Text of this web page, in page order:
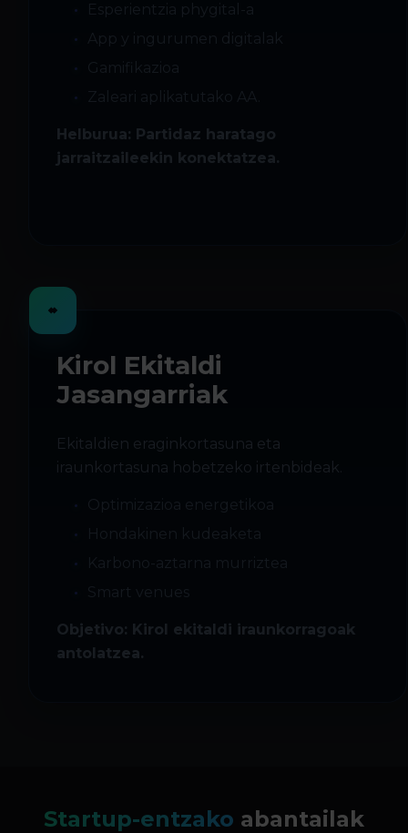
Helburua: Partidaz haratago
jarraitzaileekin konektatzea.
Kirol Ekitaldi
Jasangarriak
Ekitaldien eraginkortasuna eta
iraunkortasuna hobetzeko irtenbideak.
Objetivo: Kirol ekitaldi iraunkorragoak
antolatzea.
Startup-entzako abantailak